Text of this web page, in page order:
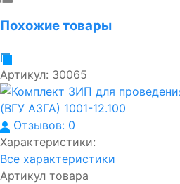
Похожие товары
Артикул: 30065
Отзывов: 0
Характеристики:
Все характеристики
Артикул товара